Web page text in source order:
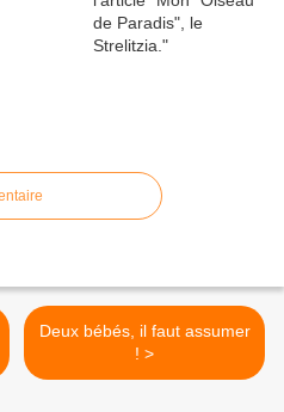
Deux bébés, il faut assumer
! >